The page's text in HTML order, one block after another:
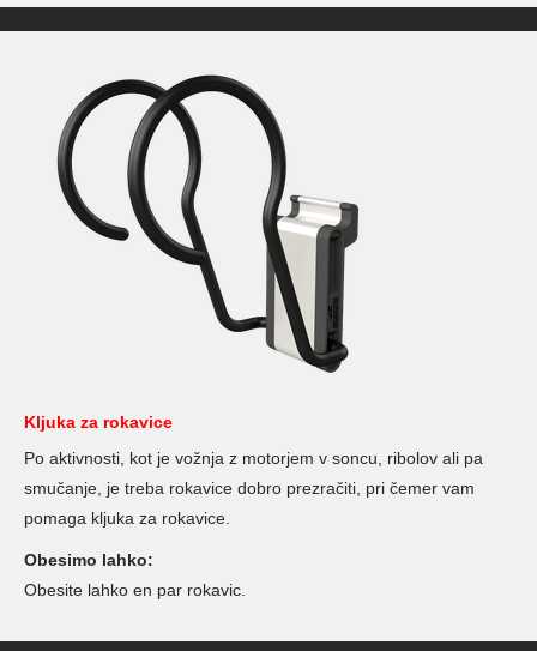
Kljuka za rokavice
Po aktivnosti, kot je vožnja z motorjem v soncu, ribolov ali pa
smučanje, je treba rokavice dobro prezračiti, pri čemer vam
pomaga kljuka za rokavice.
Obesimo lahko:
Obesite lahko en par rokavic.